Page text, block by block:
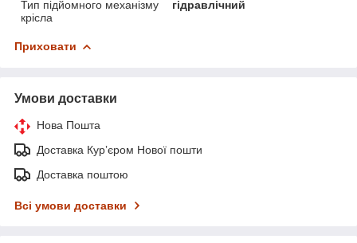
Тип підйомного механізму
крісла
гідравлічний
Приховати
Умови доставки
Нова Пошта
Доставка Курʼєром Нової пошти
Доставка поштою
Всі умови доставки